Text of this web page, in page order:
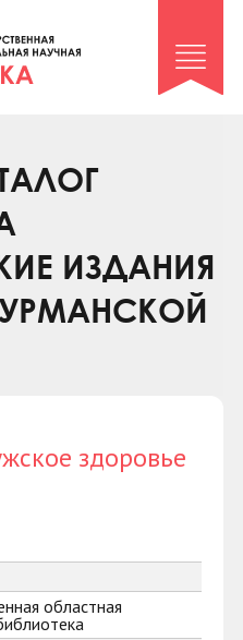
ИЗДАНИЯ
здоровье
областная